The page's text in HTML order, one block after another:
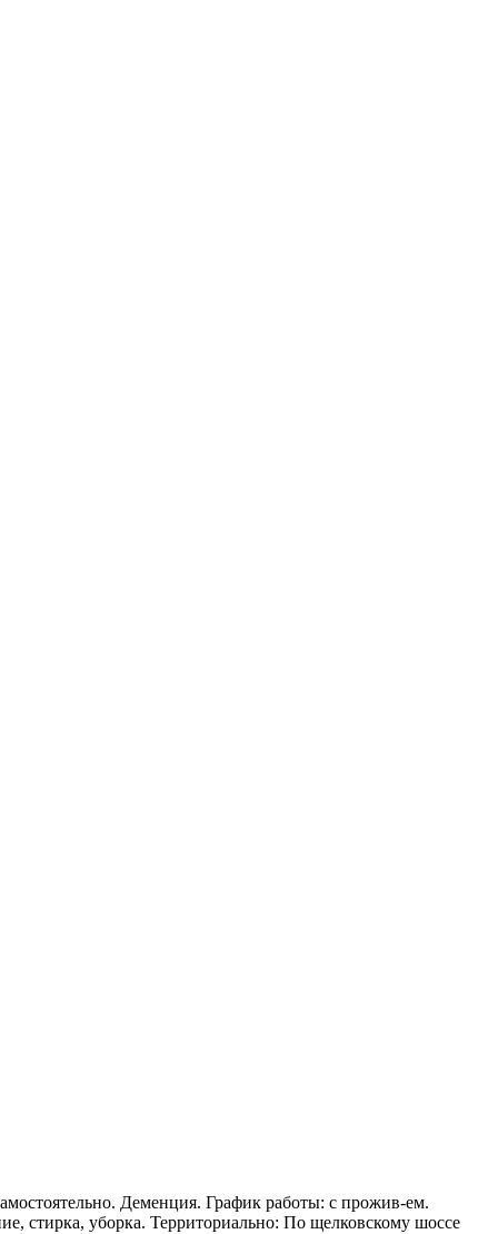
Деменция. График работы: с прожив-ем.
стирка, уборка. Территориально: По щелковскому шоссе